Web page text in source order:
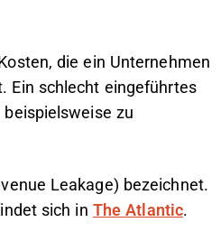
die ein Unternehmen
Ein schlecht eingeführtes
zu
Leakage) bezeichnet.
sich in The Atlantic.